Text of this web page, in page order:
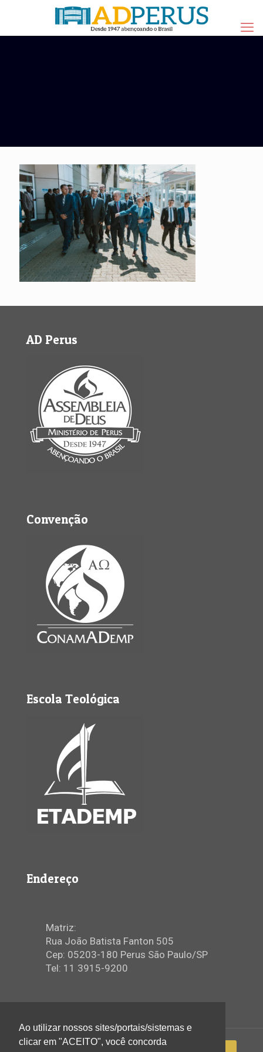
AD Perus
Convenção
Escola Teológica
Endereço
Matriz:
Rua João Batista Fanton 505
Cep: 05203-180 Perus São Paulo/SP
Tel: 11 3915-9200
Ao utilizar nossos sites/portais/sistemas e
clicar em "ACEITO", você concorda